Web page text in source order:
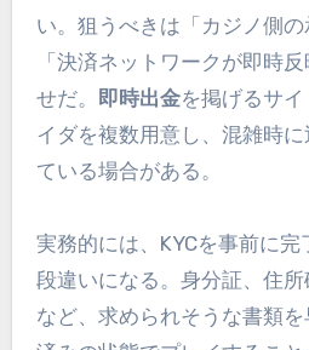
い。狙うべきは「カジノ側
「決済ネットワークが即時
せだ。
即時出金を掲げるサ
イダを複数用意し、混雑時
ている場合がある。
実務的には、KYCを事前に
段違いになる。身分証、住
など、求められそうな書類